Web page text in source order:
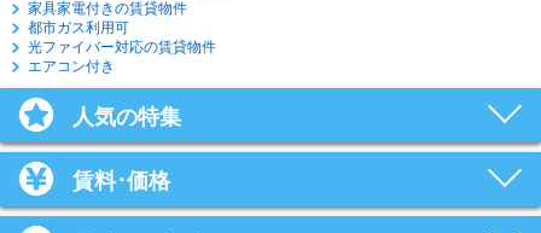
家具家電付きの賃貸物件
都市ガス利用可
光ファイバー対応の賃貸物件
エアコン付き
人気の特集
賃料･価格